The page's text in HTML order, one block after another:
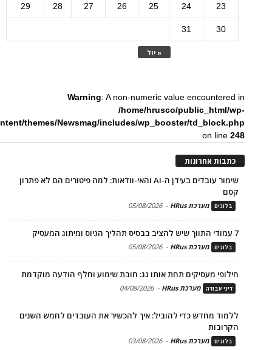
« יול
23
24
25
26
27
28
29
30
31
Warning: A non-numeric value encountered in
/home/hrusco/public_html/wp-
themes/Newsmag/includes/wp_booster/td_block.php
on line248
כתבות אחרונות
שימור עובדים בעידן ה-AI והאי-וודאות: למה פיטורים הם לא פתרון
קסם
בלוגים מערכת HRus -
05/08/2026
7 עמודי התווך שיש להציב בבסיס תהליך הגיוס ומיתוג המעסיק
בלוגים מערכת HRus -
05/08/2026
חילופי מעסיקים תחת אותו גג: חובת שימוע וחלף הודעה מוקדמת
דיני עבודה מערכת HRus -
04/08/2026
ללמוד מחדש כדי להוביל: איך להכשיר את העובדים לחמש השנים
הקרובות
בלוגים מערכת HRus -
03/08/2026